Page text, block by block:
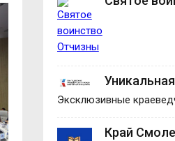
Эксклюзивные
Край